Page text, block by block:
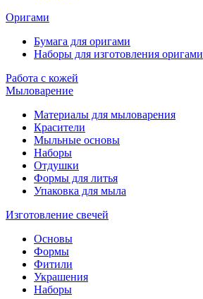
Оригами
Бумага для оригами
Наборы для изготовления оригами
Работа с кожей
Мыловарение
Материалы для мыловарения
Красители
Мыльные основы
Наборы
Отдушки
Формы для литья
Упаковка для мыла
Изготовление свечей
Основы
Формы
Фитили
Украшения
Наборы